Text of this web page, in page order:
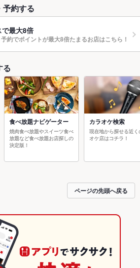
予約する
最大8倍
約でポイントが最大8倍たまるお店はこちら！
る
食べ放題ナビゲーター
焼肉食べ放題やスイーツ食べ
放題など食べ放題お店探しの
決定版！
カラオケ検索
現在地から探せる近く
オケ店はコチラ！
ページの先頭へ戻る